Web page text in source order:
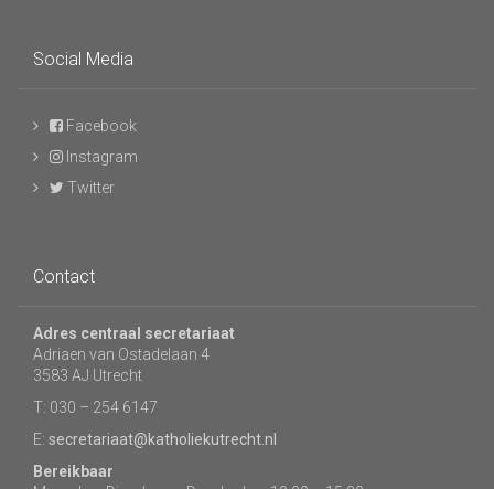
Social Media
Facebook
Instagram
Twitter
Contact
Adres centraal secretariaat
Adriaen van Ostadelaan 4
3583 AJ Utrecht
T: 030 – 254 6147
E: secretariaat@katholiekutrecht.nl
Bereikbaar